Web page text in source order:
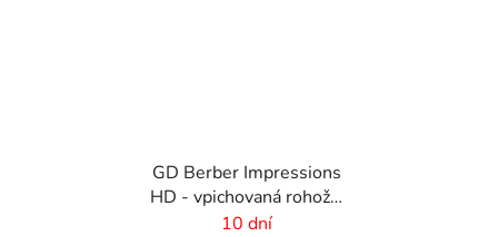
GD Berber Impressions
HD - vpichovaná rohož s
logom
10 dní